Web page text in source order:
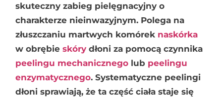
skuteczny zabieg pielęgnacyjny o
charakterze nieinwazyjnym. Polega na
złuszczaniu martwych komórek naskórka
w obrębieskóry dłoni za pomocą czynnika
peelingu mechanicznego lub peelingu
enzymatycznego. Systematyczne peelingi
dłoni sprawiają, że ta część ciała staje się